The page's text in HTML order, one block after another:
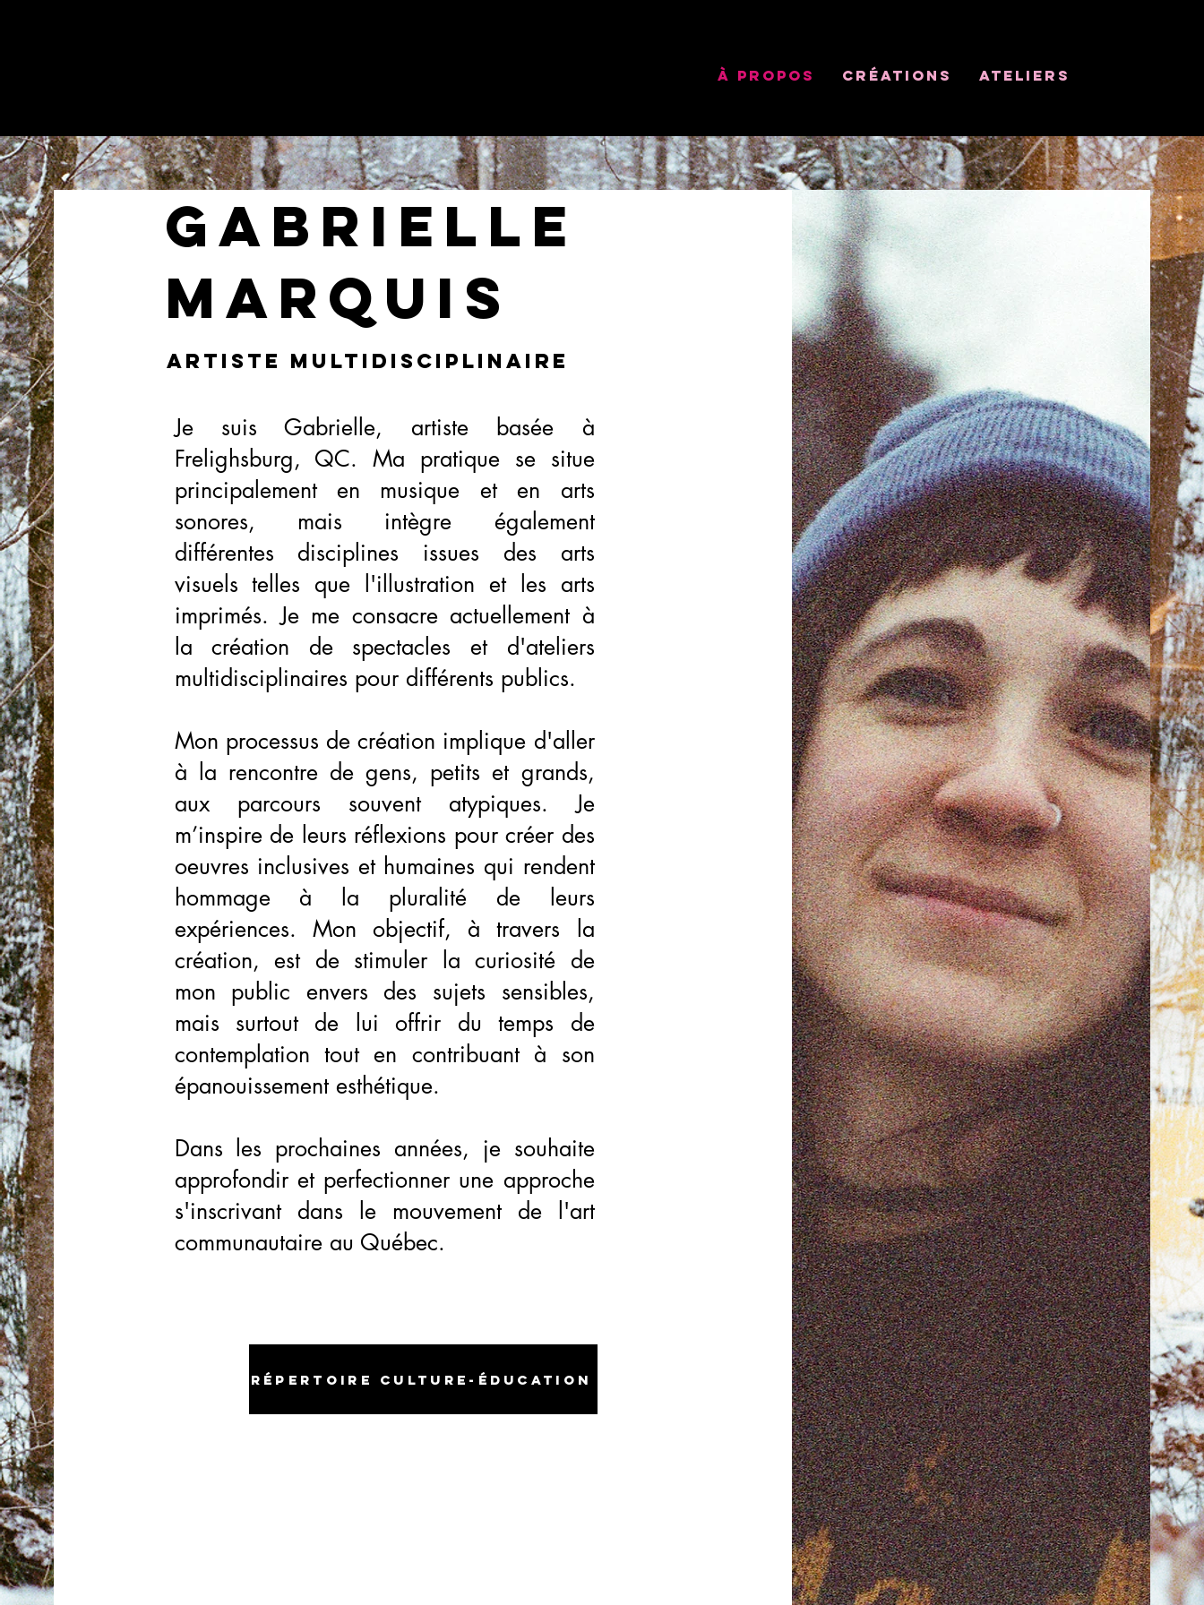
À PROPOS CRÉATIONS Ateliers
gabrielle
marquis
Artiste multidisciplinaire
Je suis Gabrielle, artiste basée à
Frelighsburg, QC. Ma pratique se situe
principalement en musique et en arts
sonores, mais intègre également
différentes disciplines issues des arts
visuels telles que l'illustration et les arts
imprimés. Je me consacre actuellement à
la création de spectacles et d'ateliers
multidisciplinaires pour différents publics.
Mon processus de création implique d'aller
à la rencontre de gens, petits et grands,
aux parcours souvent atypiques. Je
m’inspire de leurs réflexions pour créer des
oeuvres inclusives et humaines qui rendent
hommage à la pluralité de leurs
expériences. Mon objectif, à travers la
création, est de stimuler la curiosité de
mon public envers des sujets sensibles,
mais surtout de lui offrir du temps de
contemplation tout en contribuant à son
épanouissement esthétique.
Dans les prochaines années, je souhaite
approfondir et perfectionner une approche
s'inscrivant dans le mouvement de l'art
communautaire au Québec.
Répertoire culture-éducation